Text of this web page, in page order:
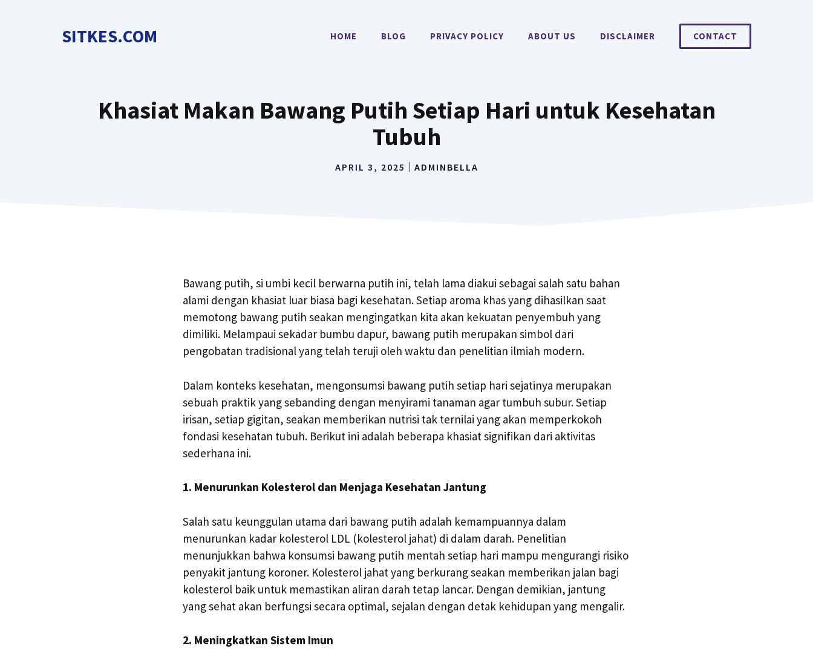
SITKES.COM HOME BLOG PRIVACY POLICY ABOUT US DISCLAIMER CONTACT
Khasiat Makan Bawang Putih Setiap Hari untuk Kesehatan
Tubuh
APRIL 3, 2025 ADMINBELLA
Bawang putih, si umbi kecil berwarna putih ini, telah lama diakui sebagai salah satu bahan
alami dengan khasiat luar biasa bagi kesehatan. Setiap aroma khas yang dihasilkan saat
memotong bawang putih seakan mengingatkan kita akan kekuatan penyembuh yang
dimiliki. Melampaui sekadar bumbu dapur, bawang putih merupakan simbol dari
pengobatan tradisional yang telah teruji oleh waktu dan penelitian ilmiah modern.
Dalam konteks kesehatan, mengonsumsi bawang putih setiap hari sejatinya merupakan
sebuah praktik yang sebanding dengan menyirami tanaman agar tumbuh subur. Setiap
irisan, setiap gigitan, seakan memberikan nutrisi tak ternilai yang akan memperkokoh
fondasi kesehatan tubuh. Berikut ini adalah beberapa khasiat signifikan dari aktivitas
sederhana ini.
1. Menurunkan Kolesterol dan Menjaga Kesehatan Jantung
Salah satu keunggulan utama dari bawang putih adalah kemampuannya dalam
menurunkan kadar kolesterol LDL (kolesterol jahat) di dalam darah. Penelitian
menunjukkan bahwa konsumsi bawang putih mentah setiap hari mampu mengurangi risiko
penyakit jantung koroner. Kolesterol jahat yang berkurang seakan memberikan jalan bagi
kolesterol baik untuk memastikan aliran darah tetap lancar. Dengan demikian, jantung
yang sehat akan berfungsi secara optimal, sejalan dengan detak kehidupan yang mengalir.
2. Meningkatkan Sistem Imun